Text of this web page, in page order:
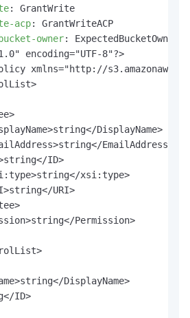
:
acp:
owner: ExpectedBucketOwner
encoding="UTF-8"?>
xmlns="http://
DisplayName>
EmailAddress>
ID>
xsi:type>
URI>
Permission>
DisplayName>
ID>